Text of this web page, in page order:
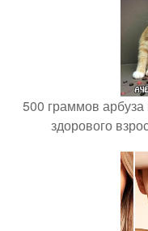
500 граммов
здорового